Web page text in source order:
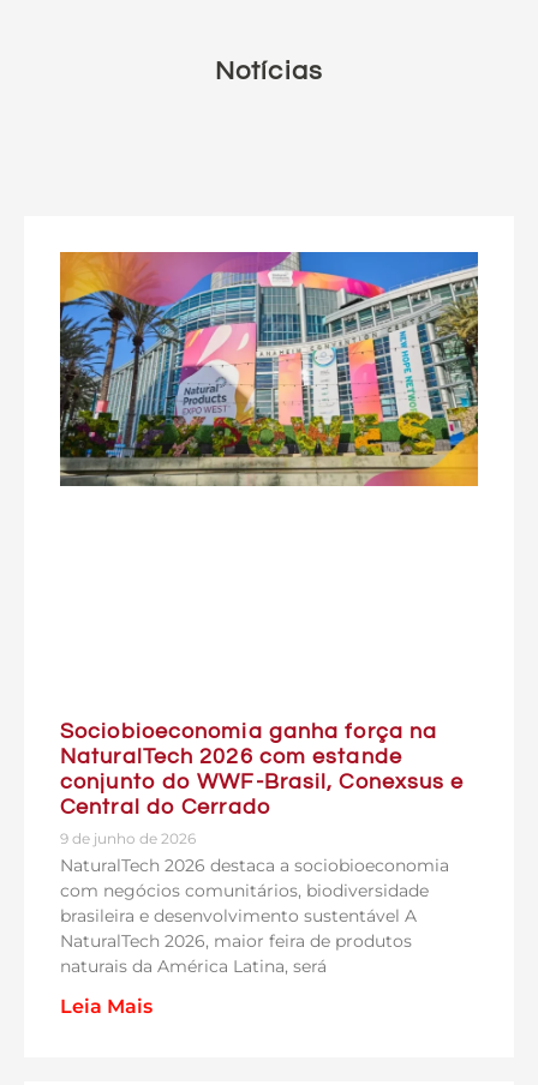
Notícias
Sociobioeconomia ganha força na
NaturalTech 2026 com estande
conjunto do WWF-Brasil, Conexsus e
Central do Cerrado
9 de junho de 2026
NaturalTech 2026 destaca a sociobioeconomia
com negócios comunitários, biodiversidade
brasileira e desenvolvimento sustentável A
NaturalTech 2026, maior feira de produtos
naturais da América Latina, será
Leia Mais